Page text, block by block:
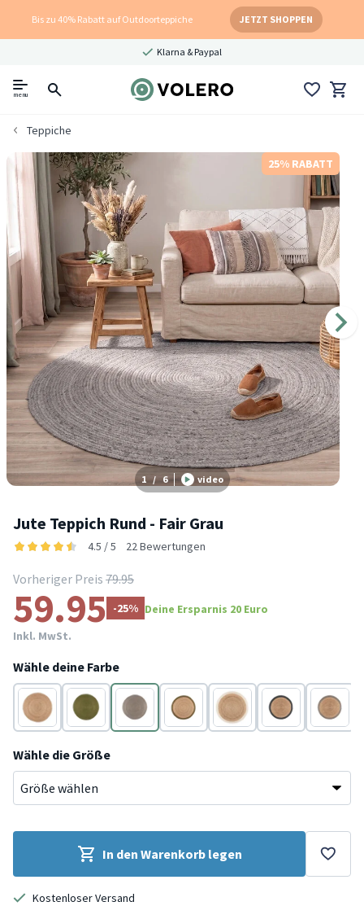
Bis zu 40% Rabatt auf Outdoorteppiche JETZT SHOPPEN
Klarna & Paypal
menu
Teppiche
25% RABATT
1 / 6 video
Jute Teppich Rund - Fair Grau
4.5 / 5 22 Bewertungen
Vorheriger Preis 79.95
59.95 -25% Deine Ersparnis 20 Euro
Inkl. MwSt.
Wähle deine Farbe
Beige Grün Grau Beige Beige SchwarzGrau
Wähle die Größe
In den Warenkorb legen
Kostenloser Versand